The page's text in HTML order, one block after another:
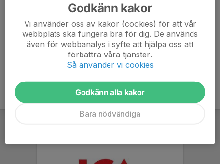
reseersattningsblankett.doc
| Reseersättning
reseersattningsblankett.pdf
0,23 MB | reseersattningsblankett som PDF
Godkänn kakor
Vi använder oss av kakor (cookies) för att vår
webbplats ska fungera bra för dig. De används
även för webbanalys i syfte att hjälpa oss att
förbättra våra tjänster.
Så använder vi cookies
Godkänn alla kakor
Bara nödvändiga